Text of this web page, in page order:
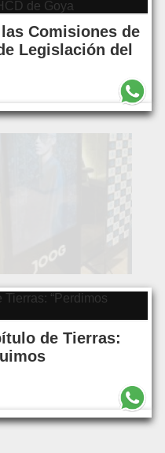
Comisiones de
Legislación del
de Tierras: